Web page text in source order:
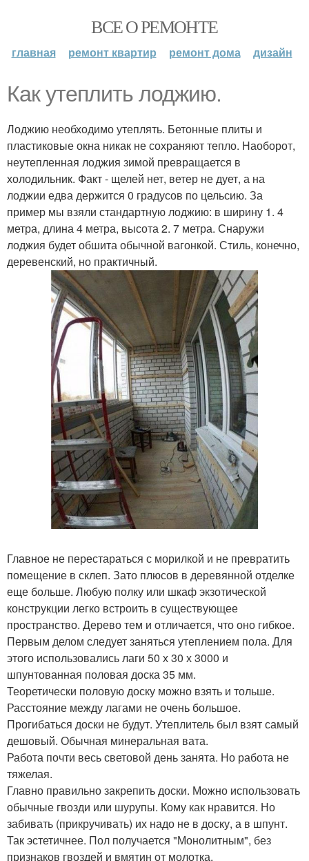
ВСЕ О РЕМОНТЕ
главная ремонт квартир ремонт дома дизайн
Как утеплить лоджию.
Лоджию необходимо утеплять. Бетонные плиты и
пластиковые окна никак не сохраняют тепло. Наоборот,
неутепленная лоджия зимой превращается в
холодильник. Факт - щелей нет, ветер не дует, а на
лоджии едва держится 0 градусов по цельсию. За
пример мы взяли стандартную лоджию: в ширину 1. 4
метра, длина 4 метра, высота 2. 7 метра. Снаружи
лоджия будет обшита обычной вагонкой. Стиль, конечно,
деревенский, но практичный.
Главное не перестараться с морилкой и не превратить
помещение в склеп. Зато плюсов в деревянной отделке
еще больше. Любую полку или шкаф экзотической
конструкции легко встроить в существующее
пространство. Дерево тем и отличается, что оно гибкое.
Первым делом следует заняться утеплением пола. Для
этого использовались лаги 50 х 30 х 3000 и
шпунтованная половая доска 35 мм.
Теоретически половую доску можно взять и тольше.
Расстояние между лагами не очень большое.
Прогибаться доски не будут. Утеплитель был взят самый
дешовый. Обычная минеральная вата.
Работа почти весь световой день занята. Но работа не
тяжелая.
Главно правильно закрепить доски. Можно использовать
обычные гвозди или шурупы. Кому как нравится. Но
забивать (прикручивать) их надо не в доску, а в шпунт.
Так эстетичнее. Пол получается "Монолитным", без
признаков гвоздей и вмятин от молотка.